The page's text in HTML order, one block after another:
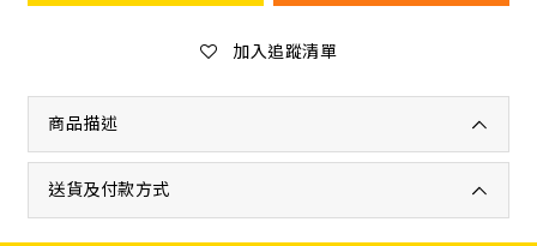
加入追蹤清單
商品描述
送貨及付款方式